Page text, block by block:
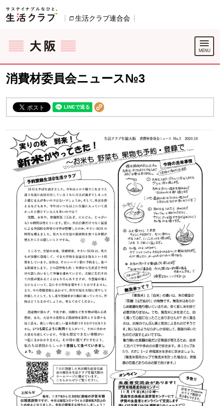
ページの先頭です。
生活クラブ連合会
ここからサイト内共通メニューです。
サイト内共通メニューをスキップする
サイト内共通メニューここまで。
消費材委員会ニュース№3